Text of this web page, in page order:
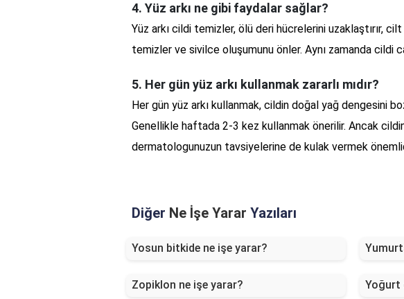
4. Yüz arkı ne gibi faydalar sağlar?
Yüz arkı cildi temizler, ölü deri hücrelerini uzaklaştırır,
temizler ve sivilce oluşumunu önler. Aynı zamanda cildi
5. Her gün yüz arkı kullanmak zararlı mıdır?
Her gün yüz arkı kullanmak, cildin doğal yağ dengesini
Genellikle haftada 2-3 kez kullanmak önerilir. Ancak
dermatologunuzun tavsiyelerine de kulak vermek
Diğer Ne İşe Yarar Yazıları
Yosun bitkide ne işe yarar?
Zopiklon ne işe yarar? Yoğurt